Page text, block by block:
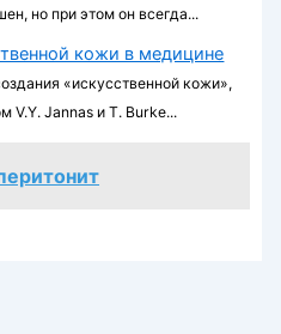
но при этом он всегда...
кожи в медицине
«искусственной кожи»,
V.Y. Jannas и T. Burke...